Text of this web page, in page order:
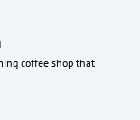
coffee shop that